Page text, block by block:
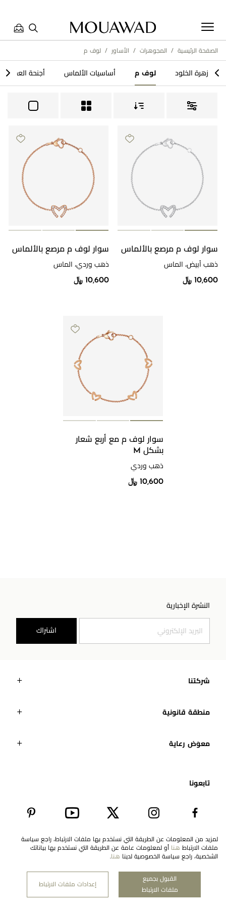
الصفحة الرئيسية / المجوهرات / الأساور / لوف م
< زهرة الخلود​ لوف م أساسيات الألماس أجنحة العجائب
>
سوار لوف م مرصع بالألماس
ذهب أبيض، الماس
10,600 ﷼
سوار لوف م مرصع بالألماس
ذهب وردي، الماس
10,600 ﷼
سوار لوف م مع أربع شعار
بشكل M
ذهب وردي
10,600 ﷼
النشرة الإخبارية
اشتراك
شركتنا
منطقة قانونية
معوَض رعاية
تابعونا​
Saudi Arabia
EN
حقوق النشر لمعوّض
مرحبا بكم في معوّض. كيف يمكننا مساعدتك؟ الرجاء تحديد أحد
الخيارات أدناه.
العثور على متجر
حجز موعد
لمزيد من المعلومات عن الطريقة التي نستخدم بها ملفات الارتباط، راجع سياسة
ملفات الارتباط هنا
أو لمعلومات عامة عن الطريقة التي نستخدم بها بياناتك
الشخصية، راجع سياسة الخصوصية لدينا هنا.
القبول بجميع
ملفات الارتباط
إعدادات ملفات الارتباط